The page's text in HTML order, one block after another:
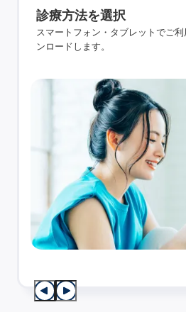
診療方法を選択
スマートフォン・タブレットでご
ンロードします。